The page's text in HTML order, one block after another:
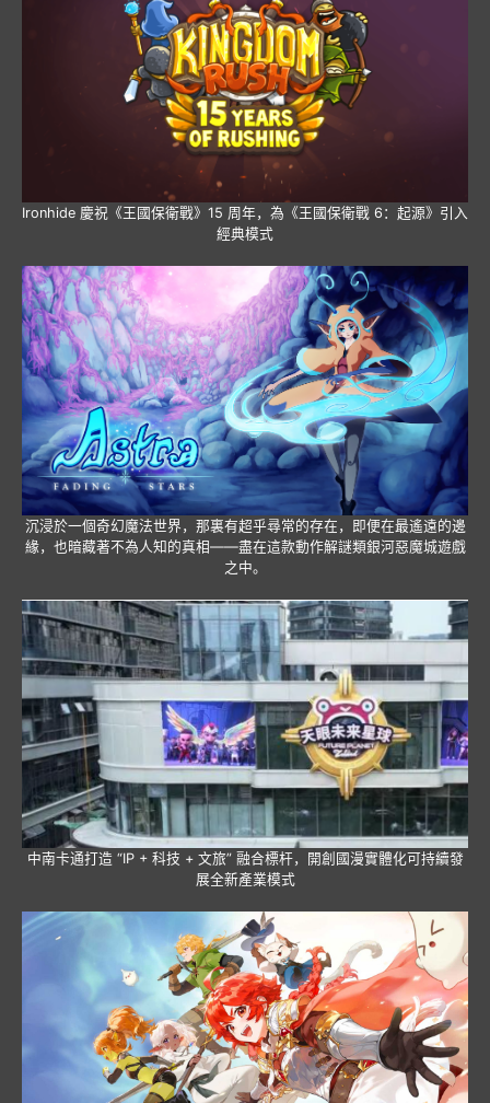
Ironhide 慶祝《王國保衛戰》15 周年，為《王國保衛戰 6：起源》引入
經典模式
沉浸於一個奇幻魔法世界，那裏有超乎尋常的存在，即便在最遙遠的邊
緣，也暗藏著不為人知的真相——盡在這款動作解謎類銀河惡魔城遊戲
之中。
中南卡通打造 “IP + 科技 + 文旅” 融合標杆，開創國漫實體化可持續發
展全新產業模式